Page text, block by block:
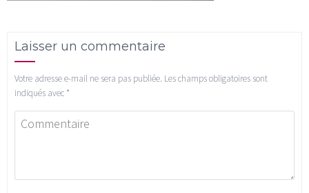
Laisser un commentaire
Votre adresse e-mail ne sera pas publiée. Les champs obligatoires sont
indiqués avec *